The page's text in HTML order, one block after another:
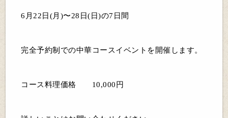
6月22日(月)〜28日(日)の7日間
完全予約制での中華コースイベントを開催します。
コース料理価格 10,000円